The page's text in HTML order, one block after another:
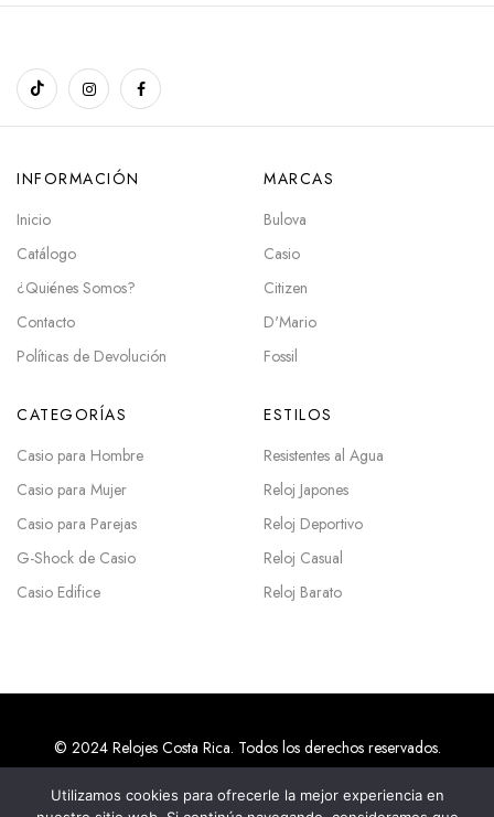
INFORMACIÓN
Inicio
Catálogo
¿Quiénes Somos?
Contacto
Políticas de Devolución
MARCAS
Bulova
Casio
Citizen
D'Mario
Fossil
CATEGORÍAS
Casio para Hombre
Casio para Mujer
Casio para Parejas
G-Shock de Casio
Casio Edifice
ESTILOS
Resistentes al Agua
Reloj Japones
Reloj Deportivo
Reloj Casual
Reloj Barato
© 2024 Relojes Costa Rica. Todos los derechos reservados.
Utilizamos cookies para ofrecerle la mejor experiencia en